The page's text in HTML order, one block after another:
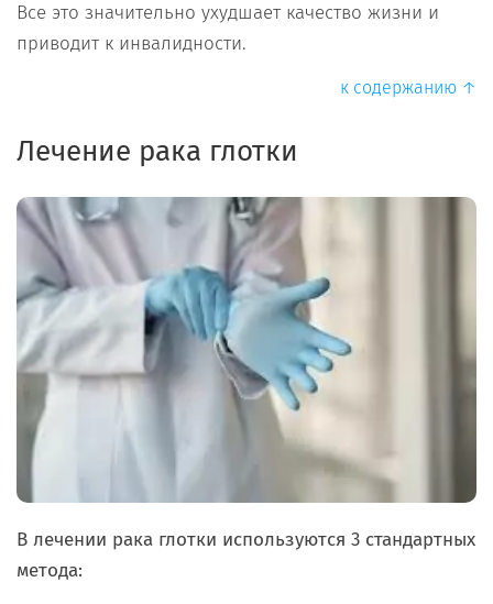
Все это значительно ухудшает качество жизни и
приводит к инвалидности.
к содержанию ↑
Лечение рака глотки
В лечении рака глотки используются 3 стандартных
метода: